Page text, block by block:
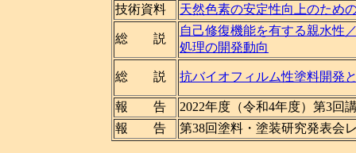
技術資料
天然色素の安定性向上のため
総 説
自己修復機能を有する親水性
処理の開発動向
総 説 抗バイオフィルム性塗料開発
報 告
2022年度（令和4年度）第3回
報 告
第38回塗料・塗装研究発表会